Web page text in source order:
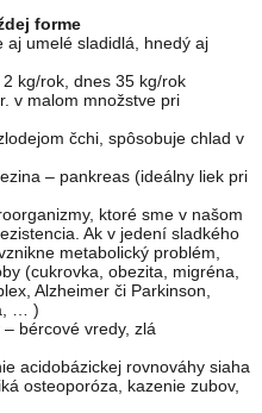
forme
aj umelé sladidlá, hnedý aj
kg/rok, dnes 35 kg/rok
v malom množstve pri
čchi, spôsobuje chlad v
– pankreas (ideálny liek pri
ktoré sme v našom
Ak v jedení sladkého
metabolický problém,
(cukrovka, obezita, migréna,
Alzheimer či Parkinson,
… )
bércové vredy, zlá
acidobázickej rovnováhy siaha
osteoporóza, kazenie zubov,